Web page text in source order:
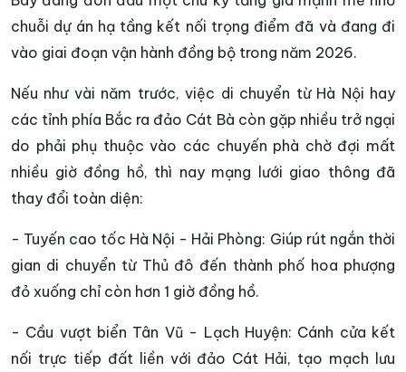
chuỗi dự án hạ tầng kết nối trọng điểm đã và đang đi
vào giai đoạn vận hành đồng bộ trong năm 2026.
Nếu như vài năm trước, việc di chuyển từ Hà Nội hay
các tỉnh phía Bắc ra đảo Cát Bà còn gặp nhiều trở ngại
do phải phụ thuộc vào các chuyến phà chờ đợi mất
nhiều giờ đồng hồ, thì nay mạng lưới giao thông đã
thay đổi toàn diện:
- Tuyến cao tốc Hà Nội - Hải Phòng: Giúp rút ngắn thời
gian di chuyển từ Thủ đô đến thành phố hoa phượng
đỏ xuống chỉ còn hơn 1 giờ đồng hồ.
- Cầu vượt biển Tân Vũ - Lạch Huyện: Cánh cửa kết
nối trực tiếp đất liền với đảo Cát Hải, tạo mạch lưu